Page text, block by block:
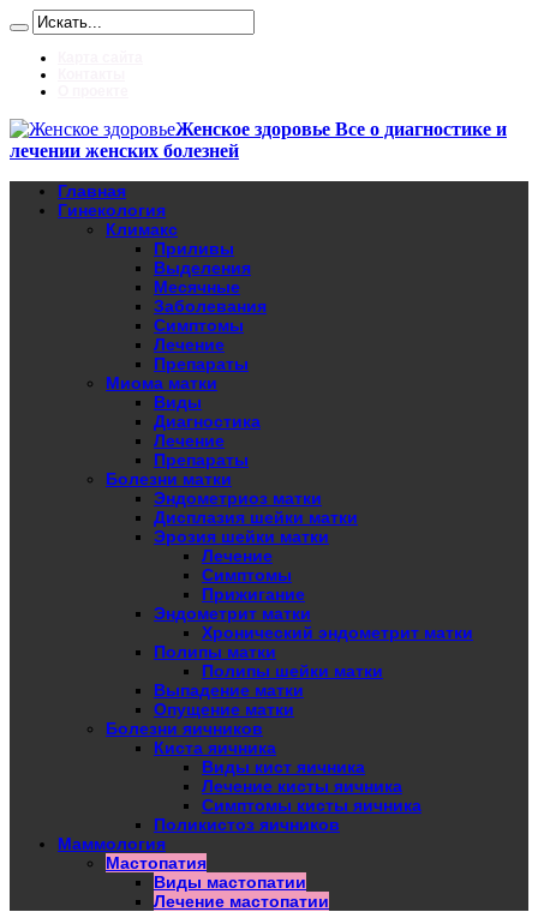
Женское здоровье Все о диагностике и
лечении женских болезней
Главная
Гинекология
Климакс
Приливы
Выделения
Месячные
Заболевания
Симптомы
Лечение
Препараты
Миома матки
Виды
Диагностика
Лечение
Препараты
Болезни матки
Эндометриоз матки
Дисплазия шейки матки
Эрозия шейки матки
Лечение
Симптомы
Прижигание
Эндометрит матки
Хронический эндометрит матки
Полипы матки
Полипы шейки матки
Выпадение матки
Опущение матки
Болезни яичников
Киста яичника
Виды кист яичника
Лечение кисты яичника
Симптомы кисты яичника
Поликистоз яичников
Маммология
Мастопатия
Виды мастопатии
Лечение мастопатии